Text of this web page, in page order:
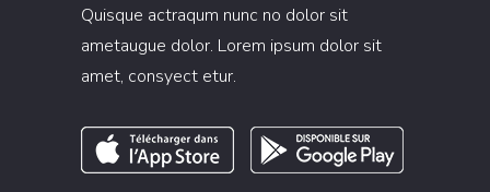
Quisque actraqum nunc no dolor sit
ametaugue dolor. Lorem ipsum dolor sit
amet, consyect etur.